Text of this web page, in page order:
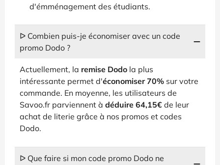
d'émménagement des étudiants.
ᐅ Combien puis-je économiser avec un code
promo Dodo ?
Actuellement, la remise Dodo la plus
intéressante permet d'économiser 70% sur votre
commande. En moyenne, les utilisateurs de
Savoo.fr parviennent à déduire 64,15€ de leur
achat de literie grâce à nos promos et codes
Dodo.
ᐅ Que faire si mon code promo Dodo ne